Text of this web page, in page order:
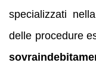
specializzati
delle procedure